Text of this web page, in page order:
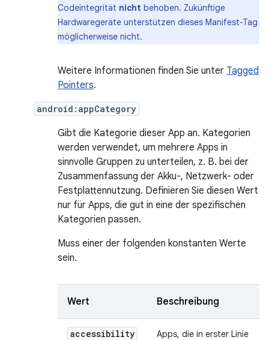
Codeintegrität nicht behoben. Zukünftige
Hardwaregeräte unterstützen dieses Manifest-Tag
möglicherweise nicht.
Weitere Informationen finden Sie unter Tagged
Pointers.
android:appCategory
Gibt die Kategorie dieser App an. Kategorien
werden verwendet, um mehrere Apps in
sinnvolle Gruppen zu unterteilen, z. B. bei der
Zusammenfassung der Akku-, Netzwerk- oder
Festplattennutzung. Definieren Sie diesen Wert
nur für Apps, die gut in eine der spezifischen
Kategorien passen.
Muss einer der folgenden konstanten Werte
sein.
Wert Beschreibung
accessibility
Apps, die in erster Linie